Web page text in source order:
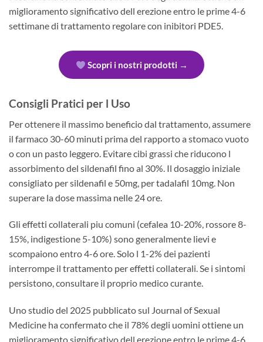
miglioramento significativo dell erezione entro le prime 4-6
settimane di trattamento regolare con inibitori PDE5.
Scopri i nostri prodotti →
Consigli Pratici per l Uso
Per ottenere il massimo beneficio dal trattamento, assumere
il farmaco 30-60 minuti prima del rapporto a stomaco vuoto
o con un pasto leggero. Evitare cibi grassi che riducono l
assorbimento del sildenafil fino al 30%. Il dosaggio iniziale
consigliato per sildenafil e 50mg, per tadalafil 10mg. Non
superare la dose massima nelle 24 ore.
Gli effetti collaterali piu comuni (cefalea 10-20%, rossore 8-
15%, indigestione 5-10%) sono generalmente lievi e
scompaiono entro 4-6 ore. Solo l 1-2% dei pazienti
interrompe il trattamento per effetti collaterali. Se i sintomi
persistono, consultare il proprio medico curante.
Uno studio del 2025 pubblicato sul Journal of Sexual
Medicine ha confermato che il 78% degli uomini ottiene un
miglioramento significativo dell erezione entro le prime 4-6